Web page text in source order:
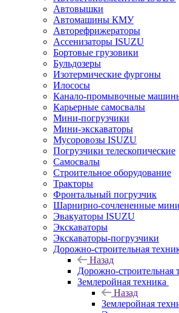
Автовышки
Автомашины КМУ
Авторефрижераторы
Ассенизаторы ISUZU
Бортовые грузовики
Бульдозеры
Изотермические фургоны
Илососы
Канало-промывочные
Карьерные самосвалы
Мини-погрузчики
Мини-экскаваторы
Мусоровозы ISUZU
Погрузчики телескопические
Самосвалы
Строительное оборудование
Тракторы
Фронтальный погрузчик
Шарнирно-сочлененные
Эвакуаторы ISUZU
Экскаваторы
Экскаваторы-погрузчики
Дорожно-строительная
Назад
Дорожно-строительная
Землеройная техника
Назад
Землеройная